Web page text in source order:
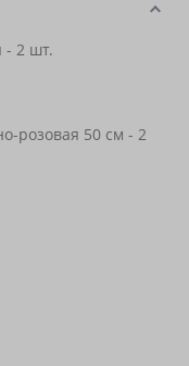
- 2 шт.
розовая 50 см - 2